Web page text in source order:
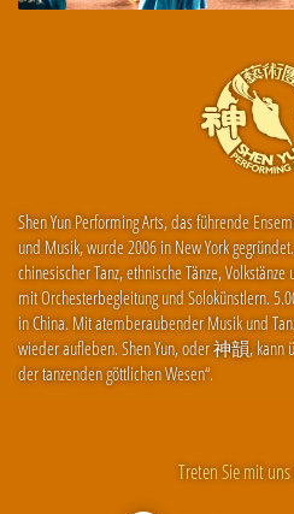
Shen Yun Performing Arts, das führende
und Musik, wurde 2006 in New York
chinesischer Tanz, ethnische Tänze,
mit Orchesterbegleitung und Solokünstlern.
in China. Mit atemberaubender Musik und
wieder aufleben. Shen Yun, oder 神韻, kann
der tanzenden göttlichen Wesen“.
Treten Sie mit